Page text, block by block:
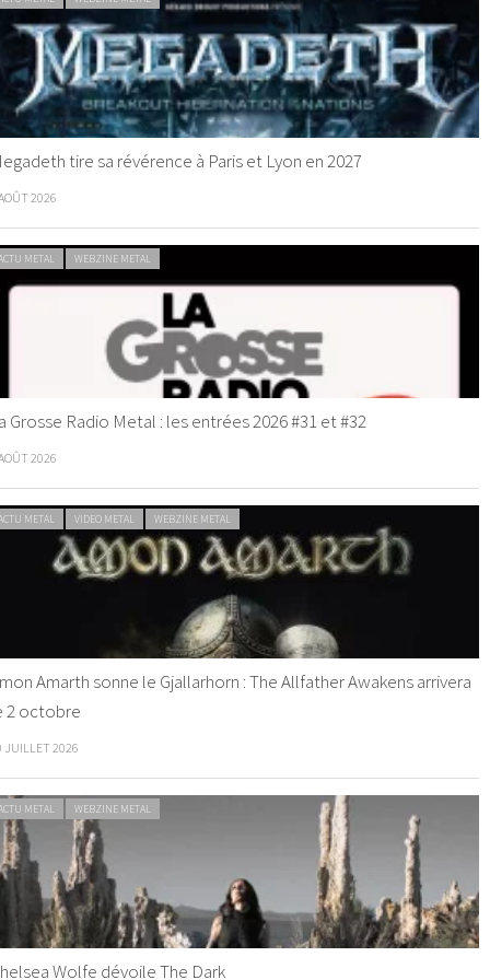
tire sa révérence à Paris et Lyon en 2027
2026
METAL WEBZINE METAL
Grosse Radio Metal : les entrées 2026 #31 et #32
2026
METAL VIDEO METAL WEBZINE METAL
Amarth sonne le Gjallarhorn : The Allfather Awakens arrivera
2 octobre
JUILLET 2026
METAL WEBZINE METAL
Wolfe dévoile The Dark